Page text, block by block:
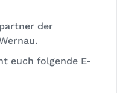
der
euch folgende E-